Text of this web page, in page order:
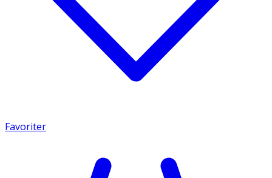
Favoriter